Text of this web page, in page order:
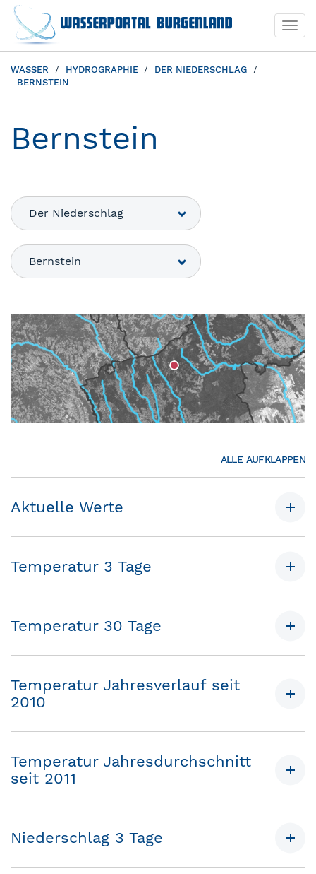
WASSER HYDROGRAPHIE
DER NIEDERSCHLAG
BERNSTEIN
Bernstein
Der Niederschlag
Bernstein
ALLE AUFKLAPPEN
Aktuelle Werte
Temperatur 3 Tage
Temperatur 30 Tage
Temperatur Jahresverlauf seit
2010
Temperatur Jahresdurchschnitt
seit 2011
Niederschlag 3 Tage